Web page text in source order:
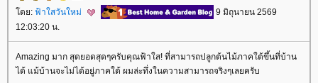
ดย: ฟ้าใสวันใหม่
9 มิถุนายน 2569
12:03:20 น.
Amazing มาก สุดยอดสุดๆครับคุณฟ้าใส! ที่สามารถปลูกต้นไม้ภาคใต้ขึ้นที่บ้าน
ได้ แม้บ้านจะไม่ได้อยู่ภาคใต้ ผมล่ะทึ่งในความสามารถจริงๆเลยครับ